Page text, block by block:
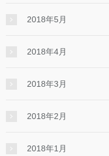
2018年5月
2018年4月
2018年3月
2018年2月
2018年1月